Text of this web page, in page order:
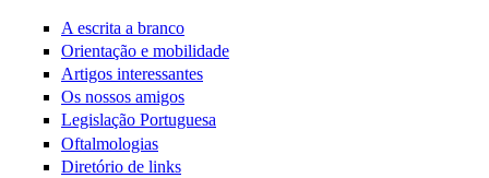
A escrita a branco
Orientação e mobilidade
Artigos interessantes
Os nossos amigos
Legislação Portuguesa
Oftalmologias
Diretório de links